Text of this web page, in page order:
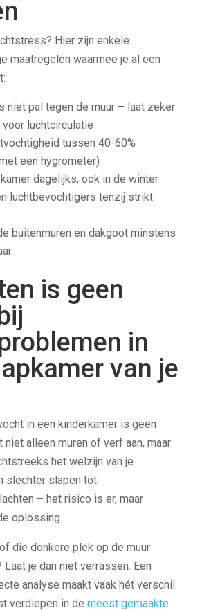
Hier zijn enkele
maatregelen waarmee je al een
niet pal tegen de muur – laat zeker
luchtcirculatie
tussen 40-60%
een hygrometer)
dagelijks, ook in de winter
luchtbevochtigers tenzij strikt
buitenmuren en dakgoot minstens
is geen
in
van je
in een kinderkamer is geen
niet alleen muren of verf aan, maar
het welzijn van je
slechter slapen tot
– het risico is er, maar
oplossing.
die donkere plek op de muur
je dan niet verrassen. Een
analyse maakt vaak hét verschil.
verdiepen in de meest gemaakte